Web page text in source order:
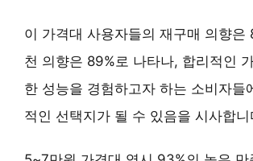
이 가격대 사용자들의 재구매 의향은
천 의향은 89%로 나타나, 합리적인
한 성능을 경험하고자 하는 소비자들
적인 선택지가 될 수 있음을 시사합니